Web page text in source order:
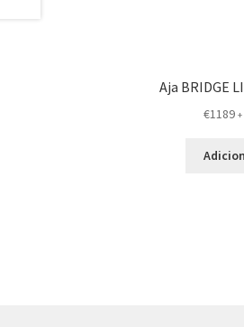
Aja BRIDGE
€1189 +